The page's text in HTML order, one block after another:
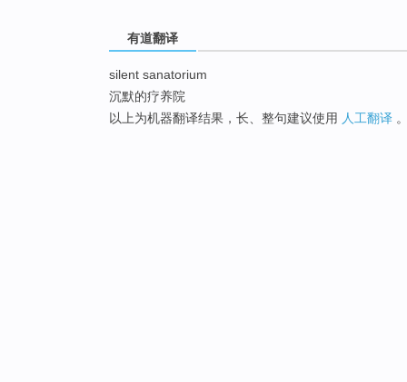
有道翻译
silent sanatorium
沉默的疗养院
以上为机器翻译结果，长、整句建议使用 人工翻译